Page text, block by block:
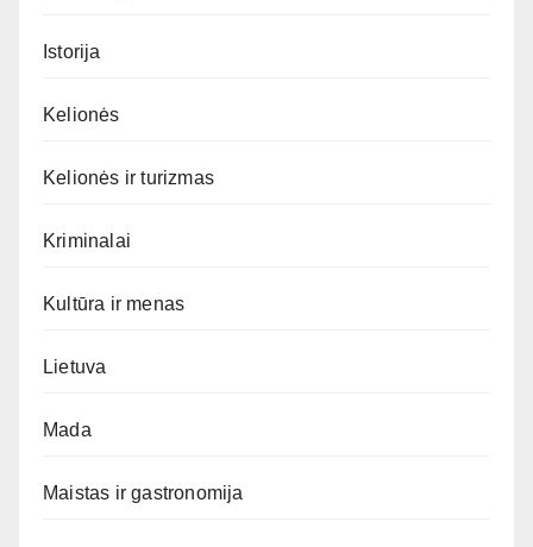
Istorija
Kelionės
Kelionės ir turizmas
Kriminalai
Kultūra ir menas
Lietuva
Mada
Maistas ir gastronomija